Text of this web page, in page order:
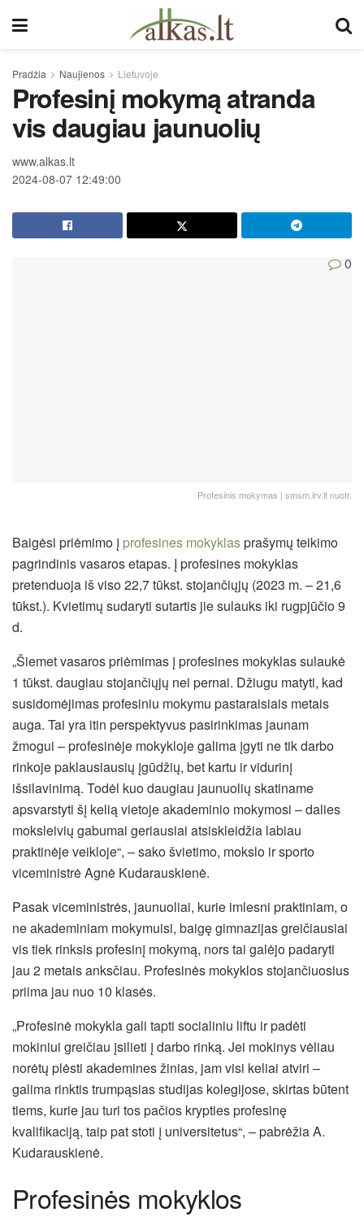
Pradžia Naujienos Lietuvoje
Profesinį mokymą atranda
vis daugiau jaunuolių
www.alkas.lt
2024-08-07 12:49:00
0
Profesinis mokymas | smsm.lrv.lt nuotr.
Baigėsi priėmimo į profesines mokyklasprašymų teikimo
pagrindinis vasaros etapas. Į profesines mokyklas
pretenduoja iš viso 22,7 tūkst. stojančiųjų (2023 m. – 21,6
tūkst.). Kvietimų sudaryti sutartis jie sulauks iki rugpjūčio 9
d.
„Šiemet vasaros priėmimas į profesines mokyklas sulaukė
1 tūkst. daugiau stojančiųjų nei pernai. Džiugu matyti, kad
susidomėjimas profesiniu mokymu pastaraisiais metais
auga. Tai yra itin perspektyvus pasirinkimas jaunam
žmogui – profesinėje mokykloje galima įgyti ne tik darbo
rinkoje paklausiausių įgūdžių, bet kartu ir vidurinį
išsilavinimą. Todėl kuo daugiau jaunuolių skatiname
apsvarstyti šį kelią vietoje akademinio mokymosi – dalies
moksleivių gabumai geriausiai atsiskleidžia labiau
praktinėje veikloje“, – sako švietimo, mokslo ir sporto
viceministrė Agnė Kudarauskienė.
Pasak viceministrės, jaunuoliai, kurie imlesni praktiniam, o
ne akademiniam mokymuisi, baigę gimnazijas greičiausiai
vis tiek rinksis profesinį mokymą, nors tai galėjo padaryti
jau 2 metais anksčiau. Profesinės mokyklos stojančiuosius
priima jau nuo 10 klasės.
„Profesinė mokykla gali tapti socialiniu liftu ir padėti
mokiniui greičiau įsilieti į darbo rinką. Jei mokinys vėliau
norėtų plėsti akademines žinias, jam visi keliai atviri –
galima rinktis trumpąsias studijas kolegijose, skirtas būtent
tiems, kurie jau turi tos pačios krypties profesinę
kvalifikaciją, taip pat stoti į universitetus“, – pabrėžia A.
Kudarauskienė.
Profesinės mokyklos